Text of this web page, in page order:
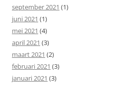
september 2021 (1)
juni 2021 (1)
mei 2021 (4)
april 2021 (3)
maart 2021 (2)
februari 2021 (3)
januari 2021 (3)